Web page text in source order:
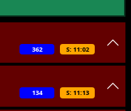
S: 11:02
362
S: 11:13
134